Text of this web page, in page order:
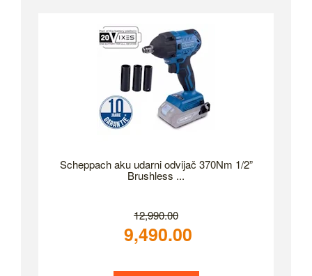
Scheppach aku udarni odvijač 370Nm 1/2”
Brushless ...
12,990.00
9,490.00